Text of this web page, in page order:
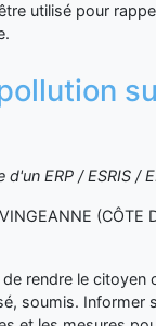
utilisé pour
ERP / ESRIS /
rendre le citoyen
soumis. Informer